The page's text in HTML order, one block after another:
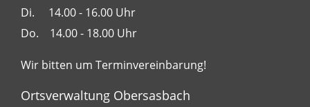
Di. 14.00 - 16.00 Uhr
Do. 14.00 - 18.00 Uhr
Wir bitten um Terminvereinbarung!
Ortsverwaltung Obersasbach